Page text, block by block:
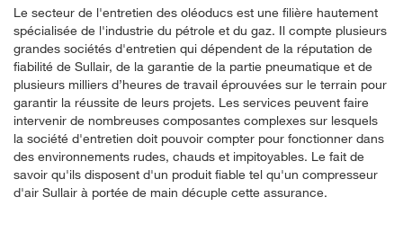
Le secteur de l'entretien des oléoducs est une filière hautement
spécialisée de l'industrie du pétrole et du gaz. Il compte plusieurs
grandes sociétés d'entretien qui dépendent de la réputation de
fiabilité de Sullair, de la garantie de la partie pneumatique et de
plusieurs milliers d’heures de travail éprouvées sur le terrain pour
garantir la réussite de leurs projets. Les services peuvent faire
intervenir de nombreuses composantes complexes sur lesquels
la société d'entretien doit pouvoir compter pour fonctionner dans
des environnements rudes, chauds et impitoyables. Le fait de
savoir qu'ils disposent d'un produit fiable tel qu'un compresseur
d'air Sullair à portée de main décuple cette assurance.